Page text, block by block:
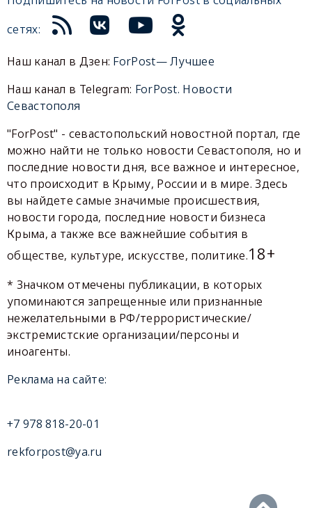
сетях:
Наш канал в Дзен: ForPost— Лучшее
Наш канал в Telegram: ForPost. Новости
Севастополя
"ForPost" - севастопольский новостной портал, где
можно найти не только новости Севастополя, но и
последние новости дня, все важное и интересное,
что происходит в Крыму, России и в мире. Здесь
вы найдете самые значимые происшествия,
новости города, последние новости бизнеса
Крыма, а также все важнейшие события в
обществе, культуре, искусстве, политике.18+
* Значком отмечены публикации, в которых
упоминаются запрещенные или признанные
нежелательными в РФ/террористические/
экстремистские организации/персоны и
иноагенты.
Реклама на сайте:
+7 978 818-20-01
rekforpost@ya.ru